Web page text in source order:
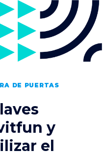
DE PUERTAS
y
el